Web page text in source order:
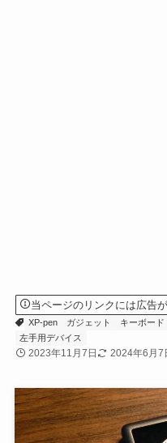
当ページのリンクには広告
XP-pen
ガジェット キーボード
左手用デバイス
2023年11月7日 2024年6月7